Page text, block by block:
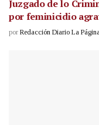
Juzgado de lo
por feminicidio
por Redacción Diario La Página